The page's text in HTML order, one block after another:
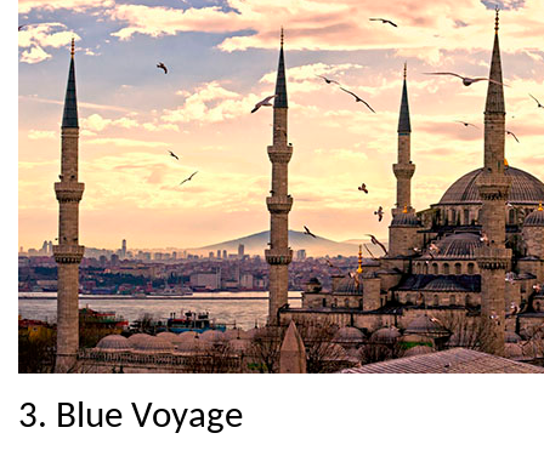
3. Blue Voyage